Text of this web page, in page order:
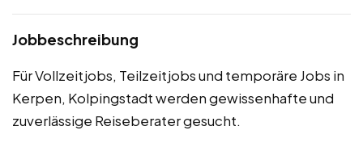
Jobbeschreibung
Für Vollzeitjobs, Teilzeitjobs und temporäre Jobs in
Kerpen, Kolpingstadt werden gewissenhafte und
zuverlässige Reiseberater gesucht.